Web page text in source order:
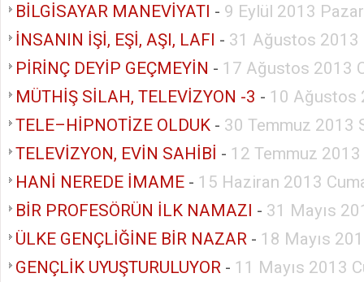
BİLGİSAYAR MANEVİYATI - 9 Eylül 2013
İNSANIN İŞİ, EŞİ, AŞI, LAFI - 31 Ağustos 2013
PİRİNÇ DEYİP GEÇMEYİN - 17 Ağustos 2013
MÜTHİŞ SİLAH, TELEVİZYON -3 - 10 Ağustos
TELE–HİPNOTİZE OLDUK - 30 Temmuz 2013
TELEVİZYON, EVİN SAHİBİ - 12 Temmuz 2013
HANİ NEREDE İMAME - 15 Haziran 2013
BİR PROFESÖRÜN İLK NAMAZI - 31 Mayıs
ÜLKE GENÇLİĞİNE BİR NAZAR - 18 Mayıs
GENÇLİK UYUŞTURULUYOR - 11 Mayıs 2013